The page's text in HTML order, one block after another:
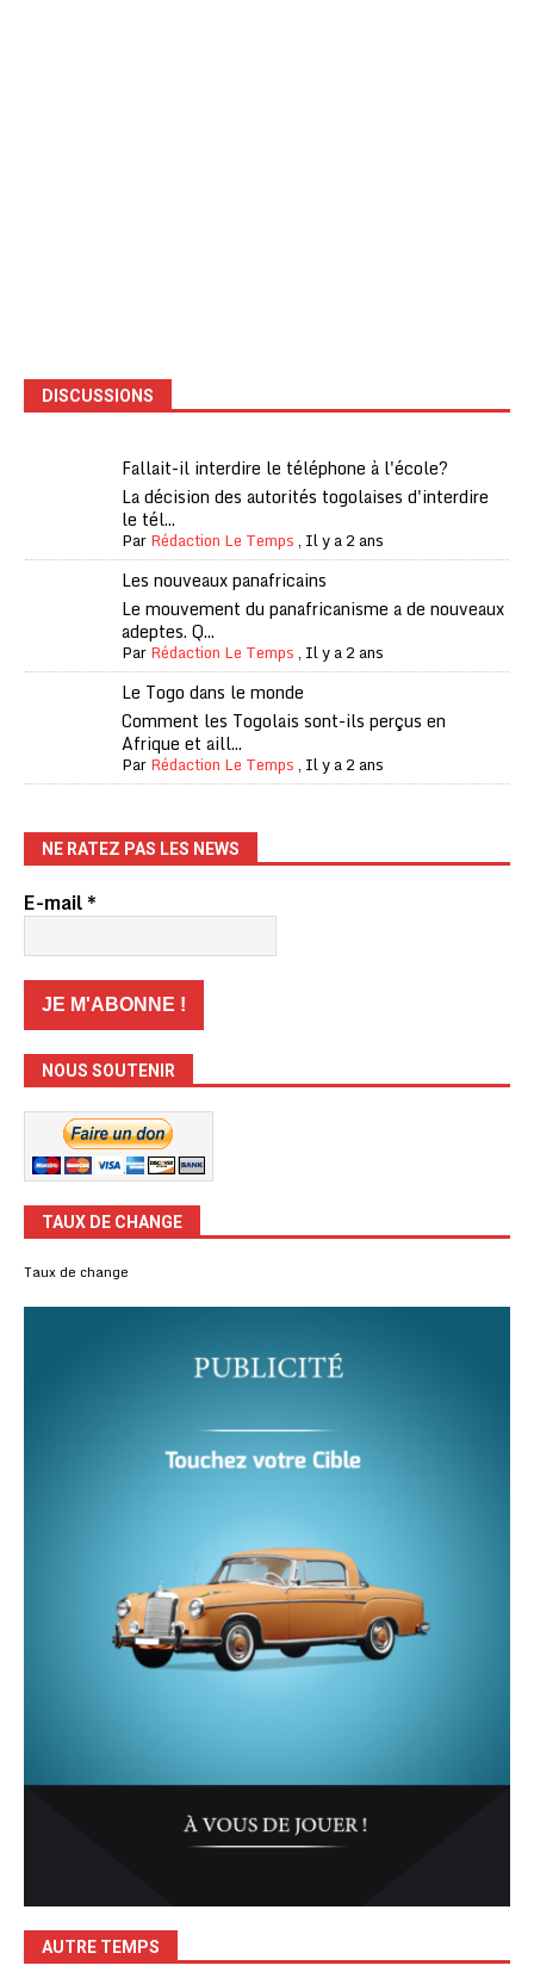
DISCUSSIONS
Fallait-il interdire le téléphone à l'école?
La décision des autorités togolaises d'interdire
le tél...
ParRédaction Le Temps, Il y a 2 ans
Les nouveaux panafricains
Le mouvement du panafricanisme a de nouveaux
adeptes. Q...
ParRédaction Le Temps, Il y a 2 ans
Le Togo dans le monde
Comment les Togolais sont-ils perçus en
Afrique et aill...
ParRédaction Le Temps, Il y a 2 ans
NE RATEZ PAS LES NEWS
E-mail*
NOUS SOUTENIR
TAUX DE CHANGE
Taux de change
AUTRE TEMPS